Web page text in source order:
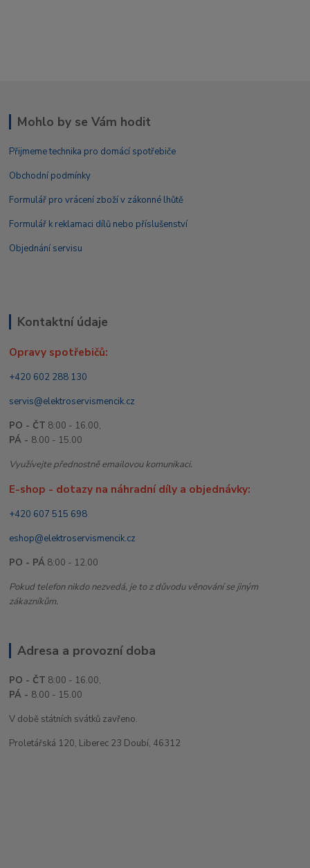
Mohlo by se Vám hodit
Přijmeme technika pro domácí spotřebiče
Obchodní podmínky
Formulář pro vrácení zboží v zákonné lhůtě
Formulář k reklamaci dílů nebo příslušenství
Objednání servisu
Kontaktní údaje
Opravy spotřebičů:
+420 602 288 130
servis@elektroservismencik.cz
PO - ČT 8:00 - 16.00,
PÁ - 8.00 - 15.00
Využívejte přednostně emailovou komunikaci.
E-shop - dotazy na náhradní díly a objednávky:
+420 607 515 698
eshop@elektroservismencik.cz
PO - PÁ 8:00 - 12.00
Pokud telefon nikdo nezvedá, je to z důvodu věnování se jiným
zákazníkům.
Adresa a provozní doba
PO - ČT 8:00 - 16.00,
PÁ - 8.00 - 15.00
V době státních svátků zavřeno.
Proletářská 120, Liberec 23 Doubí, 46312